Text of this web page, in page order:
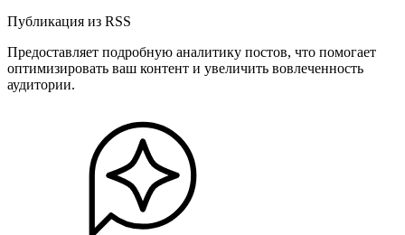
Публикация из RSS
Предоставляет подробную аналитику постов, что помогает
оптимизировать ваш контент и увеличить вовлеченность
аудитории.